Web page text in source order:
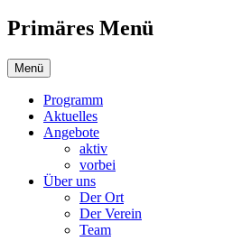
Primäres Menü
Menü
Programm
Aktuelles
Angebote
aktiv
vorbei
Über uns
Der Ort
Der Verein
Team